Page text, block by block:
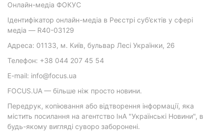
Онлайн-медіа ФОКУС
Ідентифікатор онлайн-медіа в Реєстрі суб’єктів у сфері
медіа — R40-03129
Адреса: 01133, м. Київ, бульвар Лесі Українки, 26
Телефон: +38 044 207 45 54
E-mail: info@focus.ua
FOCUS.UA — більше ніж просто новини.
Передрук, копіювання або відтворення інформації, яка
містить посилання на агентство ІнА "Українські Новини", в
будь-якому вигляді суворо заборонені.